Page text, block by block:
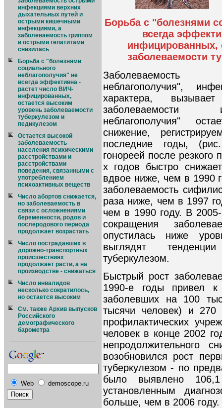
инфекциями верхних
дыхательных путей и
острыми кишечными
инфекциями, а
заболеваемость гриппом
и острыми гепатитами
снизилась
Борьба с "болезнями
социального
неблагополучия" не
всегда эффективна -
растет число ВИЧ-
инфицированных,
остается высоким
уровень заболеваемости
туберкулезом и
педикулезом
Остается высокой
заболеваемость
населения психическими
расстройствами и
расстройствами
поведения, связанными с
употреблением
психоактивных веществ
Число абортов снижается,
но заболеваемость в
связи с осложнениями
беременности, родов и
послеродового периода
продолжает возрастать
Число пострадавших в
дорожно-транспортных
происшествиях
продолжает расти, а на
производстве - снижаться
Число инвалидов
несколько сократилось,
но остается высоким
См. также Архив выпусков
Российского
демографического
барометра
Web demoscope.ru
Борьба с "болезнями
всегда
инфицированных,
заболеваемости
Заболеваемость
неблагополучия",
характера,
заболеваемости
неблагополучия"
снижение,
последние годы,
гонореей после
х годов быстро
вдвое ниже, чем в 1990
заболеваемость
раза ниже, чем в 1997
чем в 1990 году. В
сокращения
опустилась ниже
выглядят
туберкулезом.
Быстрый рост
1990-е годы привел
заболевших на 100
тысячи человек) и 270
профилактических
человек в конце 2002
непродолжительного
возобновился рост
туберкулезом - по
было выявлено
установленным
больше, чем в 2006 году.